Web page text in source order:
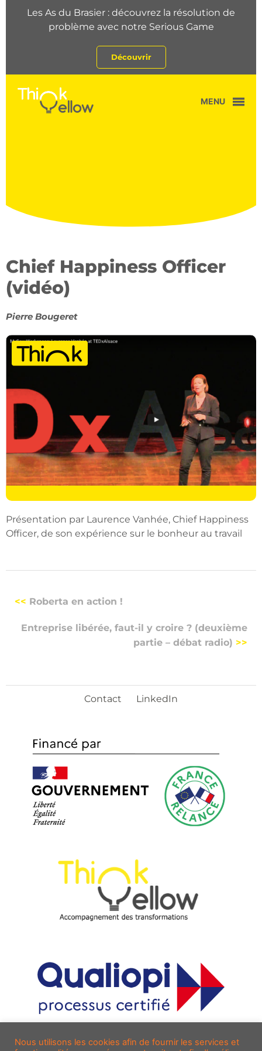
Les As du Brasier : découvrez la résolution de
problème avec notre Serious Game
Découvrir
MENU
Chief Happiness Officer
(vidéo)
Pierre Bougeret
Présentation par Laurence Vanhée, Chief Happiness
Officer, de son expérience sur le bonheur au travail
<< Roberta en action !
Entreprise libérée, faut-il y croire ? (deuxième
partie – débat radio) >>
Contact LinkedIn
Nous utilisons les cookies afin de fournir les services et